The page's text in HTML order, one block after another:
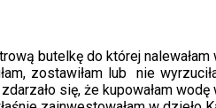
butelkę do której
zostawiłam lub nie
się, że kupowałam